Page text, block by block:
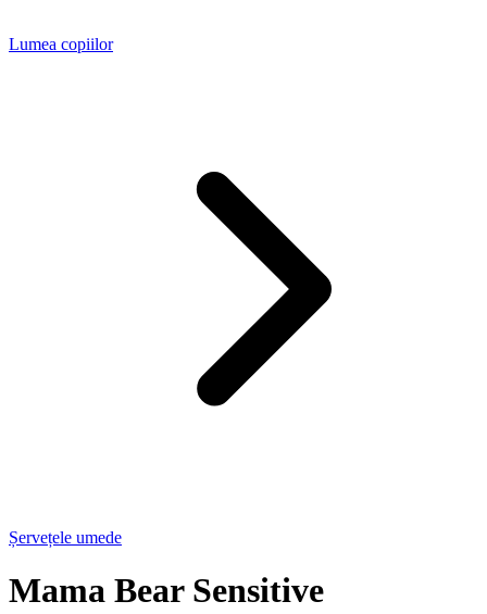
Lumea copiilor
Șervețele umede
Mama Bear Sensitive